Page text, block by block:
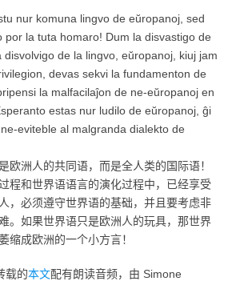
nur komuna lingvo de eŭropanoj, sed
por la tuta homaro! Dum la disvastigo de
disvolvigo de la lingvo, eŭropanoj, kiuj jam
devas sekvi la fundamenton de
la malfacilaĵon de ne-eŭropanoj en
estas nur ludilo de eŭropanoj, ĝi
eviteble al malgranda dialekto de
欧洲人的共同语，而是全人类的国际语！
程和世界语语言的演化过程中，已经享受
，必须遵守世界语的基础，并且要考虑非
。如果世界语只是欧洲人的玩具，那世界
缩成欧洲的一个小方言！
载的本文配有朗读音频，由 Simone